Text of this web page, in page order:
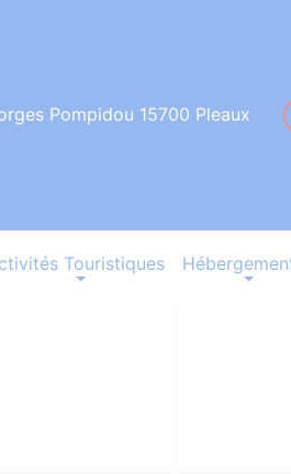
Pompidou 15700 Pleaux
Touristiques